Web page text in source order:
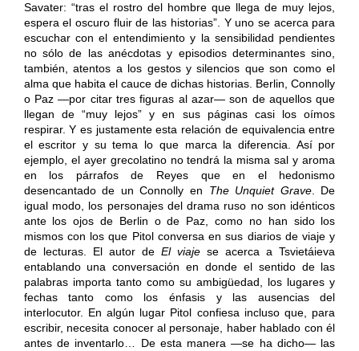
Savater: “tras el rostro del hombre que llega de muy lejos,
espera el oscuro fluir de las historias”. Y uno se acerca para
escuchar con el entendimiento y la sensibilidad pendientes
no sólo de las anécdotas y episodios determinantes sino,
también, atentos a los gestos y silencios que son como el
alma que habita el cauce de dichas historias. Berlin, Connolly
o Paz —por citar tres figuras al azar— son de aquellos que
llegan de “muy lejos” y en sus páginas casi los oímos
respirar. Y es justamente esta relación de equivalencia entre
el escritor y su tema lo que marca la diferencia. Así por
ejemplo, el ayer grecolatino no tendrá la misma sal y aroma
en los párrafos de Reyes que en el hedonismo
desencantado de un Connolly en The Unquiet Grave. De
igual modo, los personajes del drama ruso no son idénticos
ante los ojos de Berlin o de Paz, como no han sido los
mismos con los que Pitol conversa en sus diarios de viaje y
de lecturas. El autor de El viaje se acerca a Tsvietáieva
entablando una conversación en donde el sentido de las
palabras importa tanto como su ambigüedad, los lugares y
fechas tanto como los énfasis y las ausencias del
interlocutor. En algún lugar Pitol confiesa incluso que, para
escribir, necesita conocer al personaje, haber hablado con él
antes de inventarlo… De esta manera —se ha dicho— las